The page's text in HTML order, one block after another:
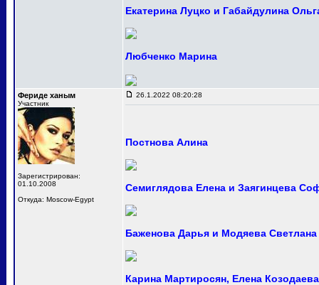
Екатерина Луцко и Габайдулина
Любченко Марина
Фериде ханым
Участник
Зарегистрирован:
01.10.2008
Откуда: Moscow-Egypt
26.1.2022 08:20:28
Постнова Алина
Семиглядова Елена и Заягинцева
Баженова Дарья и Модяева Светлана
Карина Мартиросян, Елена